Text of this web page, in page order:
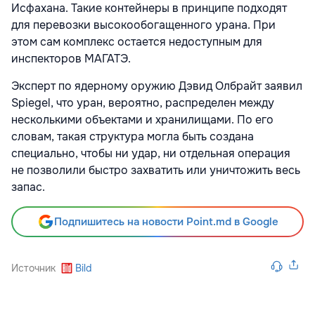
Исфахана. Такие контейнеры в принципе подходят
для перевозки высокообогащенного урана. При
этом сам комплекс остается недоступным для
инспекторов МАГАТЭ.
Эксперт по ядерному оружию Дэвид Олбрайт заявил
Spiegel, что уран, вероятно, распределен между
несколькими объектами и хранилищами. По его
словам, такая структура могла быть создана
специально, чтобы ни удар, ни отдельная операция
не позволили быстро захватить или уничтожить весь
запас.
Подпишитесь на новости Point.md в Google
Источник Bild